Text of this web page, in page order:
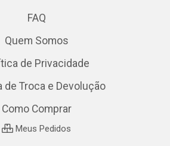
FAQ
Quem Somos
de Privacidade
de Troca e Devolução
Como Comprar
Meus Pedidos